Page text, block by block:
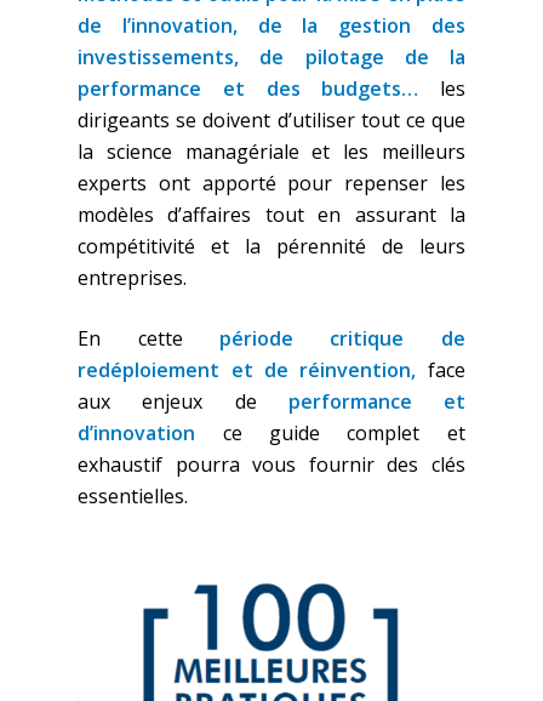
de l’innovation, de la gestion des
investissements, de pilotage de la
performance et des budgets… les
dirigeants se doivent d’utiliser tout ce que
la science managériale et les meilleurs
experts ont apporté pour repenser les
modèles d’affaires tout en assurant la
compétitivité et la pérennité de leurs
entreprises.
En cette période critique de
redéploiement et de réinvention, face
aux enjeux de performance et
d’innovation ce guide complet et
exhaustif pourra vous fournir des clés
essentielles.